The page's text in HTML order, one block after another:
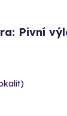
Pivní